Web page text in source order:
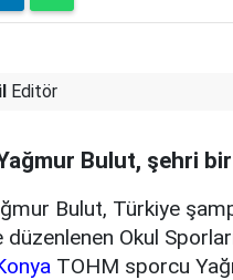
Editör
Bulut, şehri
Bulut, Türkiye
düzenlenen Okul
TOHM sporcu